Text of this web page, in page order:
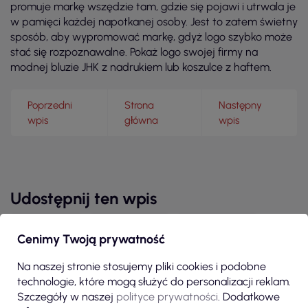
promuje markę wszędzie tam, gdzie się pojawi i utrwala je
w pamięci każdej napotkanej osoby. Jest to zatem świetny
sposób, aby wypromować markę, gdyż logo szybko może
stać się rozpoznawalne. Pokaż logo swojej firmy na
modnej bluzie JHK z nadrukiem lub koszulce z haftem.
Poprzedni
wpis
Strona
główna
Następny
wpis
Udostępnij ten wpis
Cenimy Twoją prywatność
Na naszej stronie stosujemy pliki cookies i podobne
technologie, które mogą służyć do personalizacji reklam.
Szczegóły w naszej polityce prywatności . Dodatkowe